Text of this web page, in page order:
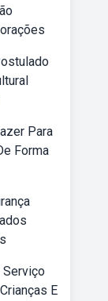
Para
Forma
Serviço
E